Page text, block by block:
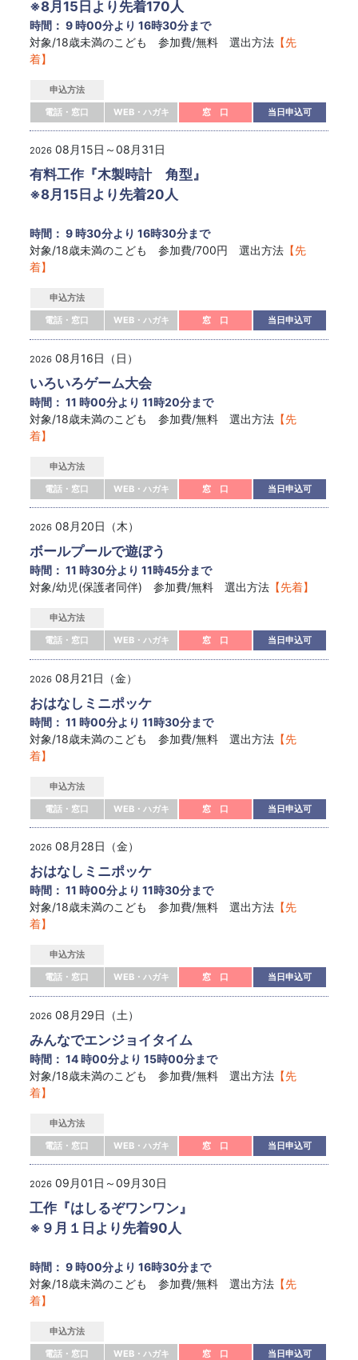
※8月15日より先着170人
時間： 9 時00分より 16時30分まで
対象/18歳未満のこども 参加費/無料 選出方法 【先
着】
申込方法
電話・窓口
WEB・ハガキ 窓 口 当日申込可
2026 08月15日～08月31日
有料工作『木製時計 角型』
※8月15日より先着20人
時間： 9 時30分より 16時30分まで
対象/18歳未満のこども 参加費/700円 選出方法 【先
着】
申込方法
電話・窓口
WEB・ハガキ 窓 口 当日申込可
2026 08月16日（日）
いろいろゲーム大会
時間： 11 時00分より 11時20分まで
対象/18歳未満のこども 参加費/無料 選出方法 【先
着】
申込方法
電話・窓口
WEB・ハガキ 窓 口 当日申込可
2026 08月20日（木）
ボールプールで遊ぼう
時間： 11 時30分より 11時45分まで
対象/幼児(保護者同伴) 参加費/無料 選出方法 【先着】
申込方法
電話・窓口
WEB・ハガキ 窓 口 当日申込可
2026 08月21日（金）
おはなしミニポッケ
時間： 11 時00分より 11時30分まで
対象/18歳未満のこども 参加費/無料 選出方法 【先
着】
申込方法
電話・窓口
WEB・ハガキ 窓 口 当日申込可
2026 08月28日（金）
おはなしミニポッケ
時間： 11 時00分より 11時30分まで
対象/18歳未満のこども 参加費/無料 選出方法 【先
着】
申込方法
電話・窓口
WEB・ハガキ 窓 口 当日申込可
2026 08月29日（土）
みんなでエンジョイタイム
時間： 14 時00分より 15時00分まで
対象/18歳未満のこども 参加費/無料 選出方法 【先
着】
申込方法
電話・窓口
WEB・ハガキ 窓 口 当日申込可
2026 09月01日～09月30日
工作『はしるぞワンワン』
※９月１日より先着90人
時間： 9 時00分より 16時30分まで
対象/18歳未満のこども 参加費/無料 選出方法 【先
着】
申込方法
電話・窓口
WEB・ハガキ 窓 口 当日申込可